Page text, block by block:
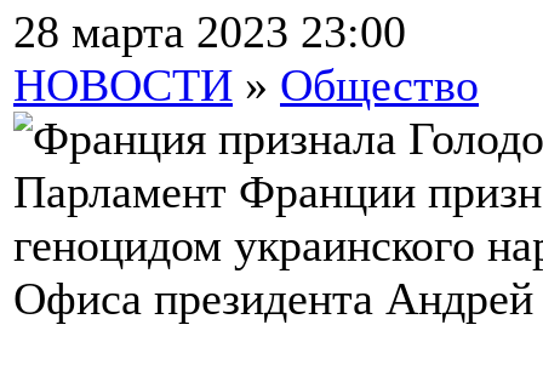
28 марта 2023 23:00
НОВОСТИ » Общество
Парламент Франции
геноцидом украинского
Офиса президента